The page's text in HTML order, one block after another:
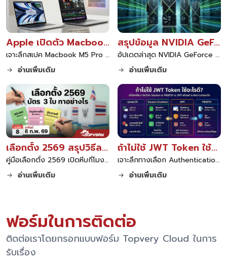
Apple เปิดตัว Macbook M5 Pro และ Air ขุมพลังใหม่ล่าสุด
เจาะลึกสเปค Macbook M5 Pro และ Macbook M5 Air จาก Apple มาพร้อมชิป M5 สถาปัตยกรรมใหม่ รองรับการทำงาน AI เต็มรูปแบบ แบตเตอรี่ทนทานและดีไซน์พรีเมียม
อ่านเพิ่มเติม
สรุปข้อมูล NVIDIA GeForce RTX 50 Series สถาปัตยกรรม Blackwell และเทคโนโลยี DLSS 4 ล่าสุด
อัปเดตล่าสุด NVIDIA GeForce RTX 50 Series สถาปัตยกรรม Blackwell แรงขึ้นด้วย DLSS 4.0 พร้อมเทคโนโลยี GDDR7 เช็คสเปคและราคาทุกรุ่น RTX 5090 RTX 5080 และสถานการณ์ผลิตล่าสุด
อ่านเพิ่มเติม
เลือกตั้ง 2569 สรุปวิธีลงคะแนน บัตร 3 ใบ สีไหนเลือกใคร ปากกาต้องเตรียมเองไหม
คู่มือเลือกตั้ง 2569 เปิดหีบกี่โมง สรุปชัดบัตรเลือกตั้ง 3 ใบ สีเขียว สีชมพู สีเหลือง ต่างกันอย่างไร วิธีการกาบัตรที่ถูกต้อง และข้อควรระวังเรื่องปากกา อ่านจบพร้อมเข้าคูหาทันที
อ่านเพิ่มเติม
ถ้าไม่ใช้ JWT Token ใช้อะไรดี พร้อมตารางเปรียบเทียบทางเลือกและความปลอดภัย
เจาะลึกทางเลือก Authentication นอกจาก JWT Token เปรียบเทียบ Session, PASETO และแนวทางความปลอดภัย พร้อมตารางเปรียบเทียบข้อดีข้อเสีย เพื่อเลือกใช้ให้เหมาะกับโปรเจกต์ของคุณ
อ่านเพิ่มเติม
ฟอร์มในการติดต่อ
ติดต่อเราโดยกรอกแบบฟอร์ม Topvery Cloud ในการ
รับเรื่อง